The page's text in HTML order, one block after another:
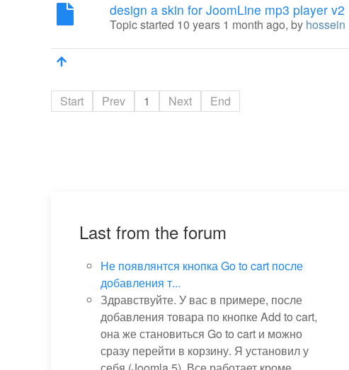
design a skin for JoomLine mp3 player v2
Topic started 10 years 1 month ago, by hossein
Start Prev 1 Next
End
Last from the forum
Не появлянтся кнопка Go to cart после
добавления т...
Здравствуйте. У вас в примере, после
добавления товара по кнопке Add to cart,
она же становиться Go to cart и можно
сразу перейти в корзину. Я установил у